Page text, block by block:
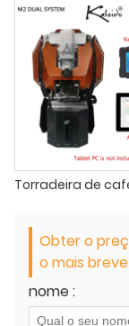
Obter o
o mais
nome :